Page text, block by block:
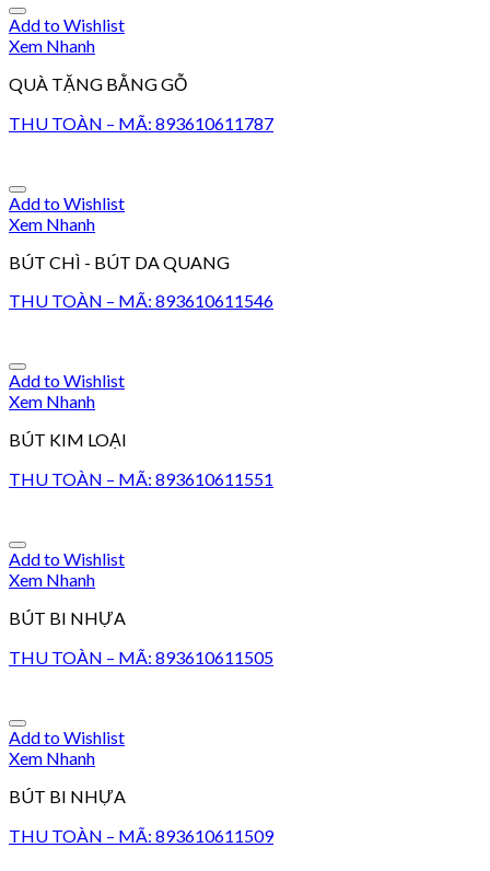
Add to Wishlist
Xem Nhanh
QUÀ TẶNG BẰNG GỖ
THU TOÀN – MÃ: 893610611787
Add to Wishlist
Xem Nhanh
BÚT CHÌ - BÚT DA QUANG
THU TOÀN – MÃ: 893610611546
Add to Wishlist
Xem Nhanh
BÚT KIM LOẠI
THU TOÀN – MÃ: 893610611551
Add to Wishlist
Xem Nhanh
BÚT BI NHỰA
THU TOÀN – MÃ: 893610611505
Add to Wishlist
Xem Nhanh
BÚT BI NHỰA
THU TOÀN – MÃ: 893610611509